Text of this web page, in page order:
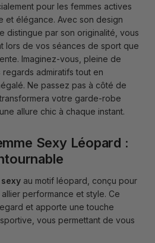
pour les femmes actives
et élégance. Avec son design
distingue par son originalité, vous
lors de vos séances de sport que
Imaginez-vous, pleine de
admiratifs tout en
Ne passez pas à côté de
votre garde-robe
allure chic à chaque instant.
Sexy Léopard :
au motif léopard, conçu pour
performance et style. Ce
et apporte une touche
vous permettant de vous